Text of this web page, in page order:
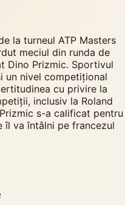
la turneul ATP Masters
meciul din runda de
Dino Prizmic. Sportivul
un nivel competițional
cu privire la
inclusiv la Roland
s-a calificat pentru
îl va întâlni pe francezul